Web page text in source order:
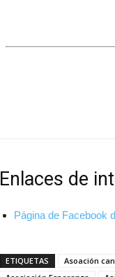
Enlaces de
Página de Facebook
ETIQUETAS Asoación